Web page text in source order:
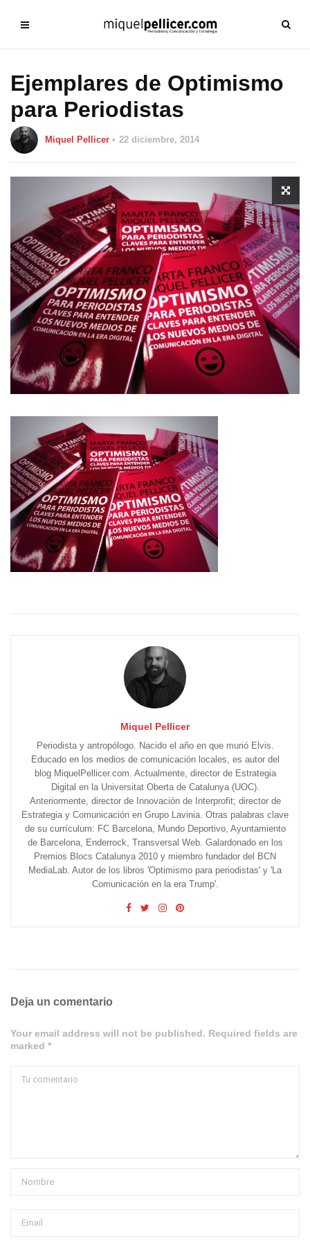
Ejemplares de Optimismo
para Periodistas
Miquel Pellicer 22 diciembre, 2014
Miquel Pellicer
Periodista y antropólogo. Nacido el año en que murió Elvis.
Educado en los medios de comunicación locales, es autor del
blog MiquelPellicer.com. Actualmente, director de Estrategia
Digital en la Universitat Oberta de Catalunya (UOC).
Anteriormente, director de Innovación de Interprofit; director de
Estrategia y Comunicación en Grupo Lavinia. Otras palabras clave
de su currículum: FC Barcelona, Mundo Deportivo, Ayuntamiento
de Barcelona, Enderrock, Transversal Web. Galardonado en los
Premios Blocs Catalunya 2010 y miembro fundador del BCN
MediaLab. Autor de los libros 'Optimismo para periodistas' y 'La
Comunicación en la era Trump'.
Deja un comentario
Your email address will not be published. Required fields are
marked *